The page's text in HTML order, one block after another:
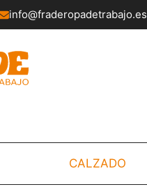
info@fraderopadetrabajo.es
CALZADO